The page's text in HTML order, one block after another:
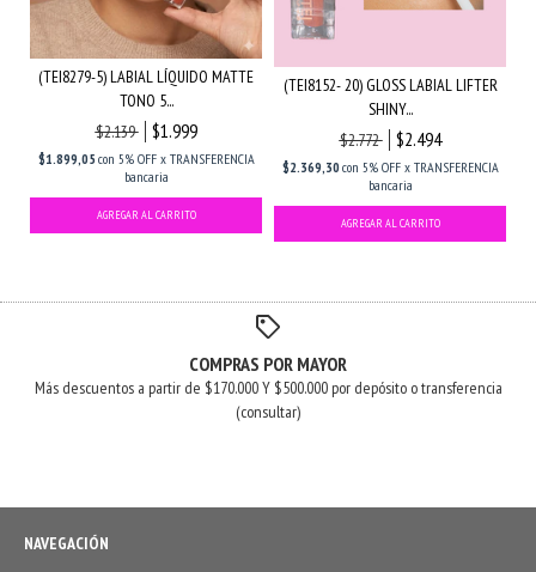
(TEI8279-5) LABIAL LÍQUIDO MATTE
TONO 5...
$2.139
$1.999
$1.899,05 con 5% OFF x TRANSFERENCIA
bancaria
(TEI8152- 20) GLOSS LABIAL LIFTER
SHINY...
$2.772
$2.494
$2.369,30con 5% OFF x TRANSFERENCIA
bancaria
COMPRAS POR MAYOR
Más descuentos a partir de $170.000 Y $500.000 por depósito o transferencia
(consultar)
NAVEGACIÓN